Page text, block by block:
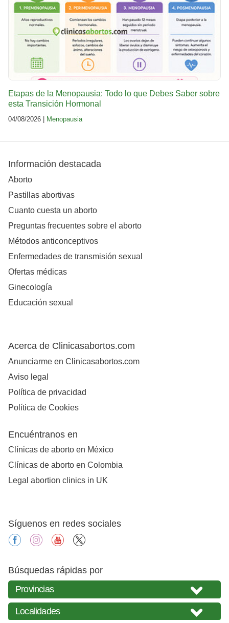
Etapas de la Menopausia: Todo lo que Debes Saber sobre
esta Transición Hormonal
04/08/2026 | Menopausia
Información destacada
Aborto
Pastillas abortivas
Cuanto cuesta un aborto
Preguntas frecuentes sobre el aborto
Métodos anticonceptivos
Enfermedades de transmisión sexual
Ofertas médicas
Ginecología
Educación sexual
Acerca de Clinicasabortos.com
Anunciarme en Clinicasabortos.com
Aviso legal
Política de privacidad
Política de Cookies
Encuéntranos en
Clínicas de aborto en México
Clínicas de aborto en Colombia
Legal abortion clinics in UK
Síguenos en redes sociales
facebookinstagramyoutube
Búsquedas rápidas por